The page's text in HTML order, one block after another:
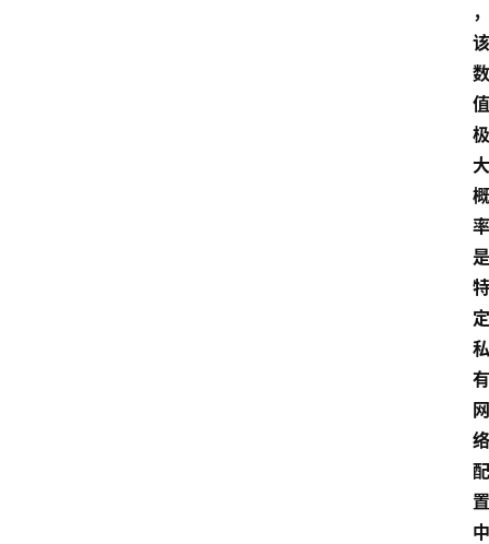
，
该
数
值
极
大
概
率
是
特
定
私
有
网
络
配
置
中